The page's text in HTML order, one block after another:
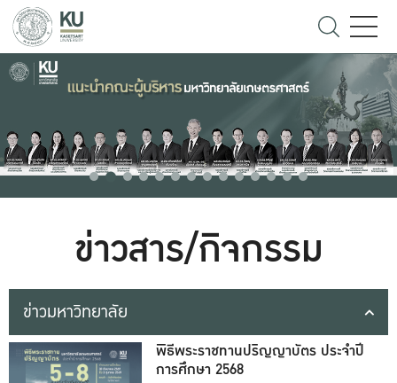
ข่าวสาร/กิจกรรม
ข่าวมหาวิทยาลัย
พิธีพระราชทานปริญญาบัตร ประจำปี
การศึกษา 2568